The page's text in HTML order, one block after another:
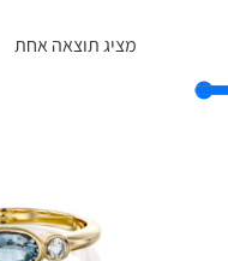
מציג תוצאה אחת